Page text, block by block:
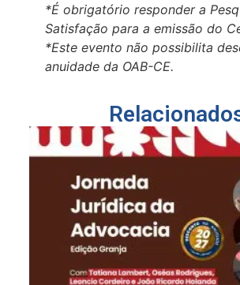
*É obrigatório responder a
Satisfação para a emissão do
*Este evento não possibilita
anuidade da OAB-CE.